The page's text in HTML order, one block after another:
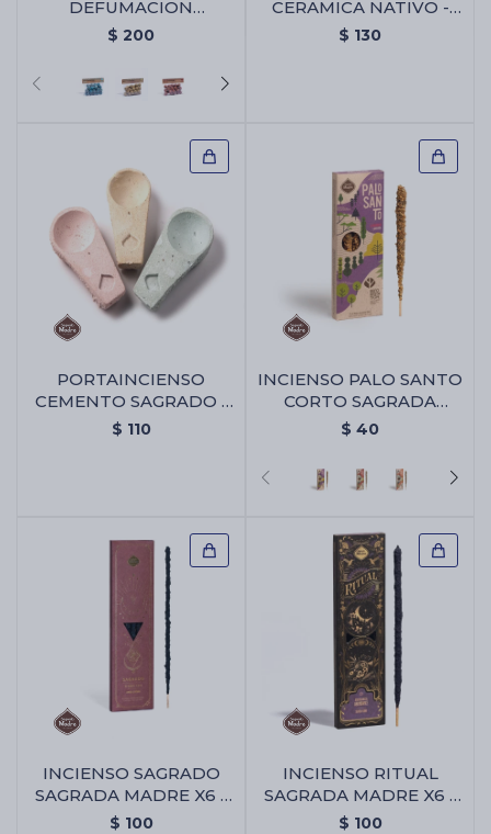
DEFUMACION
SAGRADA MADRE PACK
$ 200
CERAMICA NATIVO -
Portaincienso De
$ 130
PORTAINCIENSO
CEMENTO SAGRADO -
Portaincienso Cemento
$ 110
INCIENSO PALO SANTO
CORTO SAGRADA
MADRE X4 - Lavanda
$ 40
INCIENSO SAGRADO
SAGRADA MADRE X6 -
Amor Eterno
$ 100
INCIENSO RITUAL
SAGRADA MADRE X6 -
Abundancia
$ 100